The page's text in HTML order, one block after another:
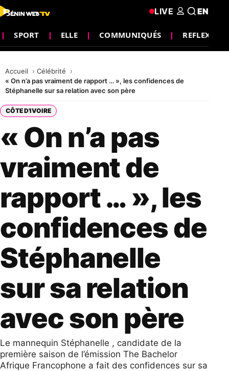
SPORT ELLE COMMUNIQUÉS REFLEXION
LIVE EN
Accueil
Célébrité
« On n’a pas vraiment de rapport … », les confidences de
Stéphanelle sur sa relation avec son père
CÔTE D'IVOIRE
« On n’a pas
vraiment de
rapport … », les
confidences de
Stéphanelle
sur sa relation
avec son père
Le mannequin Stéphanelle , candidate de la
première saison de l’émission The Bachelor
Afrique Francophone a fait des confidences sur sa